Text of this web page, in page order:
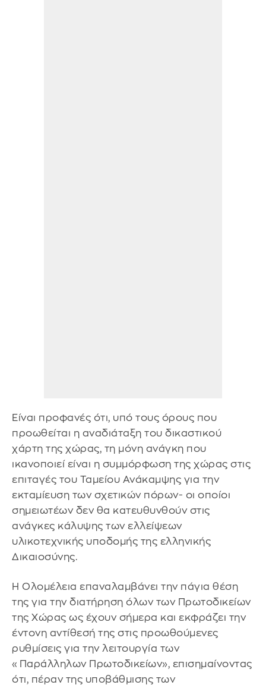
Είναι προφανές ότι, υπό τους όρους που
προωθείται η αναδιάταξη του δικαστικού
χάρτη της χώρας, τη μόνη ανάγκη που
ικανοποιεί είναι η συμμόρφωση της χώρας στις
επιταγές του Ταμείου Ανάκαμψης για την
εκταμίευση των σχετικών πόρων- οι οποίοι
σημειωτέων δεν θα κατευθυνθούν στις
ανάγκες κάλυψης των ελλείψεων
υλικοτεχνικής υποδομής της ελληνικής
Δικαιοσύνης.
Η Ολομέλεια επαναλαμβάνει την πάγια θέση
της για την διατήρηση όλων των Πρωτοδικείων
της Χώρας ως έχουν σήμερα και εκφράζει την
έντονη αντίθεσή της στις προωθούμενες
ρυθμίσεις για την λειτουργία των
«Παράλληλων Πρωτοδικείων», επισημαίνοντας
ότι, πέραν της υποβάθμισης των